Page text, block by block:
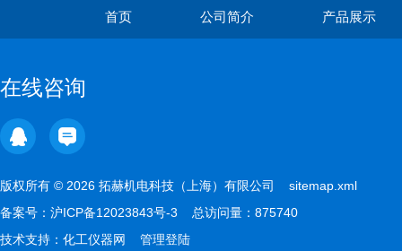
首页 公司简介 产品展示
在线咨询
版权所有 © 2026 拓赫机电科技（上海）有限公司 sitemap.xml
备案号： 沪ICP备12023843号-3 总访问量：875740
技术支持： 化工仪器网 管理登陆